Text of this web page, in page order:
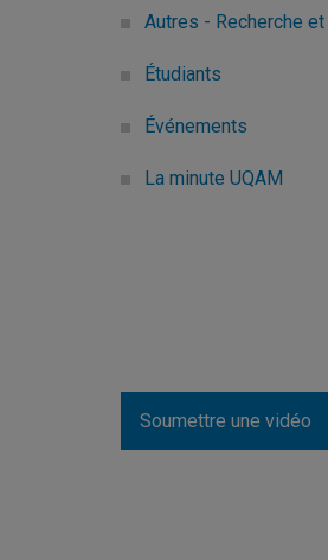
Autres - Recherche
Étudiants
Événements
La minute UQAM
Soumettre une vidéo